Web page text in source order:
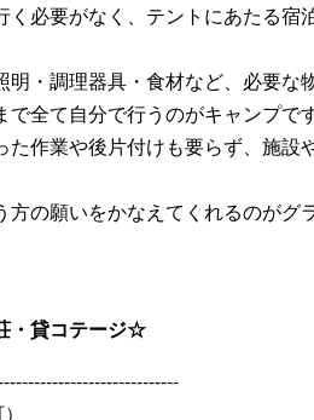
必要がなく、テントにあたる宿
・調理器具・食材など、必要な
全て自分で行うのがキャンプです
た作業や後片付けも要らず、施
の願いをかなえてくれるのがグ
・貸コテージ☆